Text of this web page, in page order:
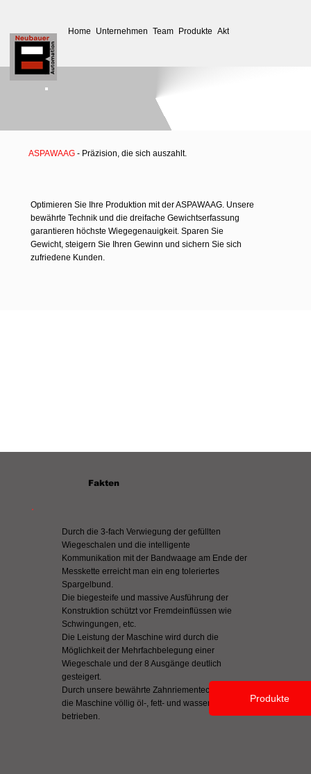
Home Unternehmen Team Produkte Aktuelles
Fakten
Durch die 3-fach Verwiegung der gefüllten
Wiegeschalen und die intelligente
Kommunikation mit der Bandwaage am Ende der
Messkette erreicht man ein eng toleriertes
Spargelbund.
Die biegesteife und massive Ausführung der
Konstruktion schützt vor Fremdeinflüssen wie
Schwingungen, etc.
Die Leistung der Maschine wird durch die
Möglichkeit der Mehrfachbelegung einer
Wiegeschale und der 8 Ausgänge deutlich
gesteigert.
Durch unsere bewährte Zahnriementechnik wird
die Maschine völlig öl-, fett- und wasserfrei
betrieben.
ASPAWAAG- Präzision, die sich auszahlt.
Optimieren Sie Ihre Produktion mit der ASPAWAAG. Unsere
bewährte Technik und die dreifache Gewichtserfassung
garantieren höchste Wiegegenauigkeit. Sparen Sie
Gewicht, steigern Sie Ihren Gewinn und sichern Sie sich
zufriedene Kunden.
Produkte